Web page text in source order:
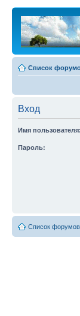
Список
Вход
Имя пользователя:
Пароль:
Список форумов